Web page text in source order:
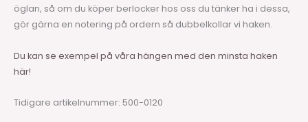
öglan, så om du köper berlocker hos oss du tänker ha i dessa,
gör gärna en notering på ordern så dubbelkollar vi haken.
Du kan se exempel på våra hängen med den minsta haken
här!
Tidigare artikelnummer: 500-0120